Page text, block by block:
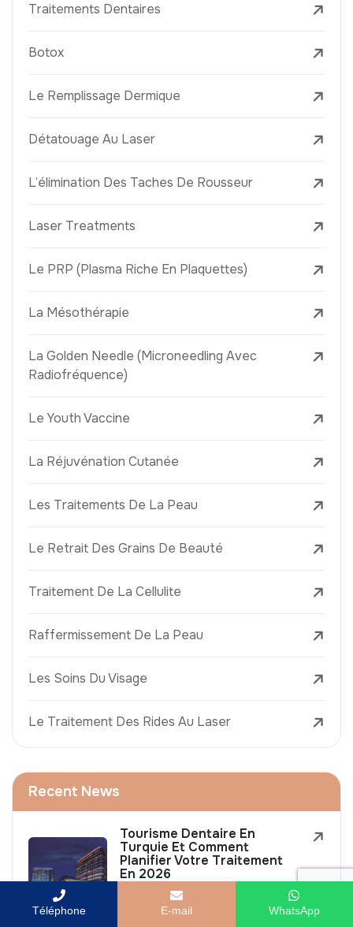
Traitements Dentaires
Botox
Le Remplissage Dermique
Détatouage Au Laser
L’élimination Des Taches De Rousseur
Laser Treatments
Le PRP (Plasma Riche En Plaquettes)
La Mésothérapie
La Golden Needle (Microneedling Avec
Radiofréquence)
Le Youth Vaccine
La Réjuvénation Cutanée
Les Traitements De La Peau
Le Retrait Des Grains De Beauté
Traitement De La Cellulite
Raffermissement De La Peau
Les Soins Du Visage
Le Traitement Des Rides Au Laser
Recent News
Tourisme Dentaire En
Turquie Et Comment
Planifier Votre Traitement
En 2026
7 August 2026
Téléphone E-mail WhatsApp